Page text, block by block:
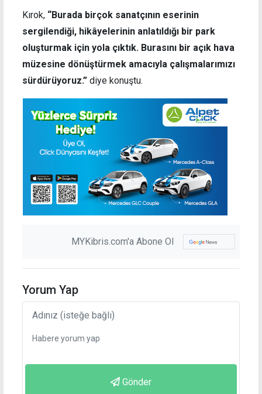
Kırok, “Burada birçok sanatçının eserinin
sergilendiği, hikâyelerinin anlatıldığı bir park
oluşturmak için yola çıktık. Burasını bir açık hava
müzesine dönüştürmek amacıyla çalışmalarımızı
sürdürüyoruz.” diye konuştu.
MYKibris.com'a Abone Ol
Yorum Yap
Gönder